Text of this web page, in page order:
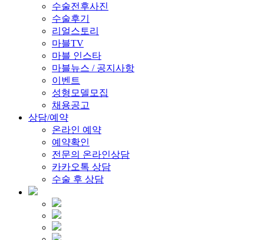
수술전후사진
수술후기
리얼스토리
마블TV
마블 인스타
마블뉴스 / 공지사항
이벤트
성형모델모집
채용공고
상담/예약
온라인 예약
예약확인
전문의 온라인상담
카카오톡 상담
수술 후 상담